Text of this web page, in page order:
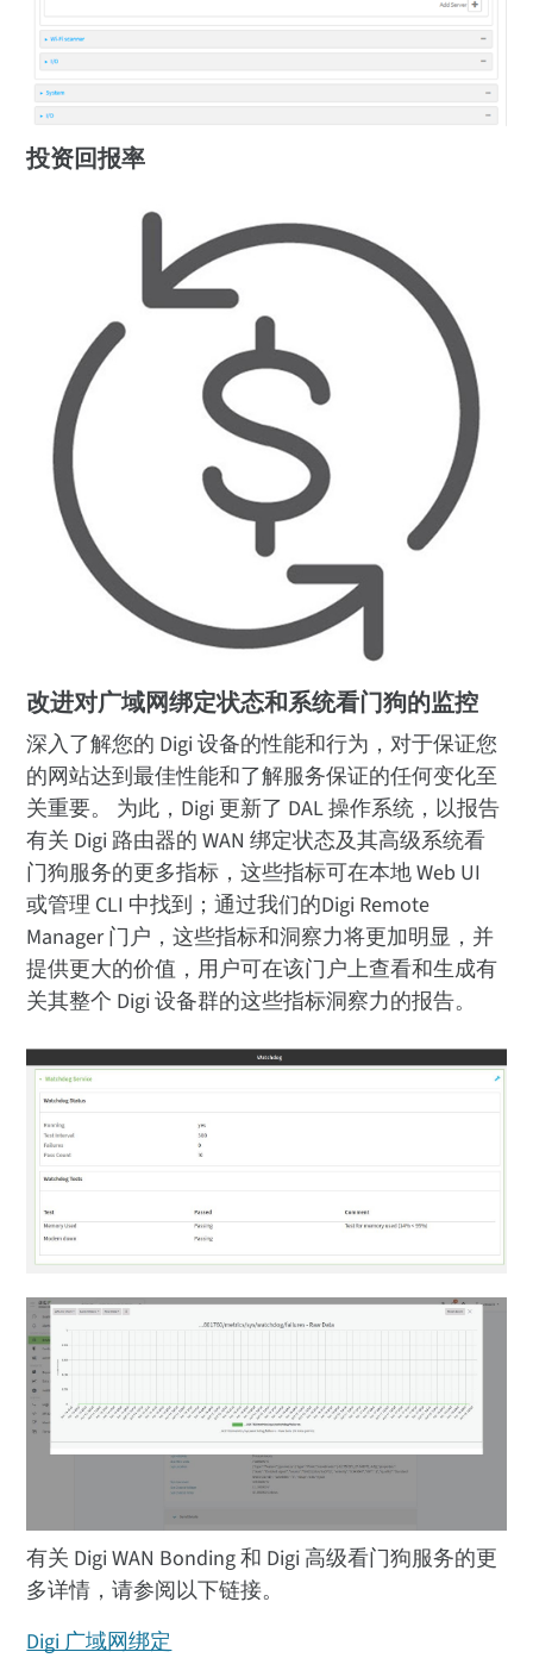
投资回报率
改进对广域网绑定状态和系统看门狗的监控
深入了解您的 Digi 设备的性能和行为，对于保证您
的网站达到最佳性能和了解服务保证的任何变化至
关重要。 为此，Digi 更新了 DAL 操作系统，以报告
有关 Digi 路由器的 WAN 绑定状态及其高级系统看
门狗服务的更多指标，这些指标可在本地 Web UI
或管理 CLI 中找到；通过我们的Digi Remote
Manager 门户，这些指标和洞察力将更加明显，并
提供更大的价值，用户可在该门户上查看和生成有
关其整个 Digi 设备群的这些指标洞察力的报告。
有关 Digi WAN Bonding 和 Digi 高级看门狗服务的更
多详情，请参阅以下链接。
Digi 广域网绑定